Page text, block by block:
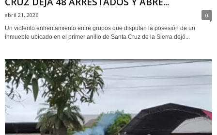
abril 21, 2026 0
Un violento enfrentamiento entre grupos que disputan la posesión de un
inmueble ubicado en el primer anillo de Santa Cruz de la Sierra dejó...